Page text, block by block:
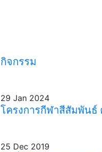
กิจกรรม
29 Jan 2024
โครงการกีฬาสีสัมพันธ์
25 Dec 2019